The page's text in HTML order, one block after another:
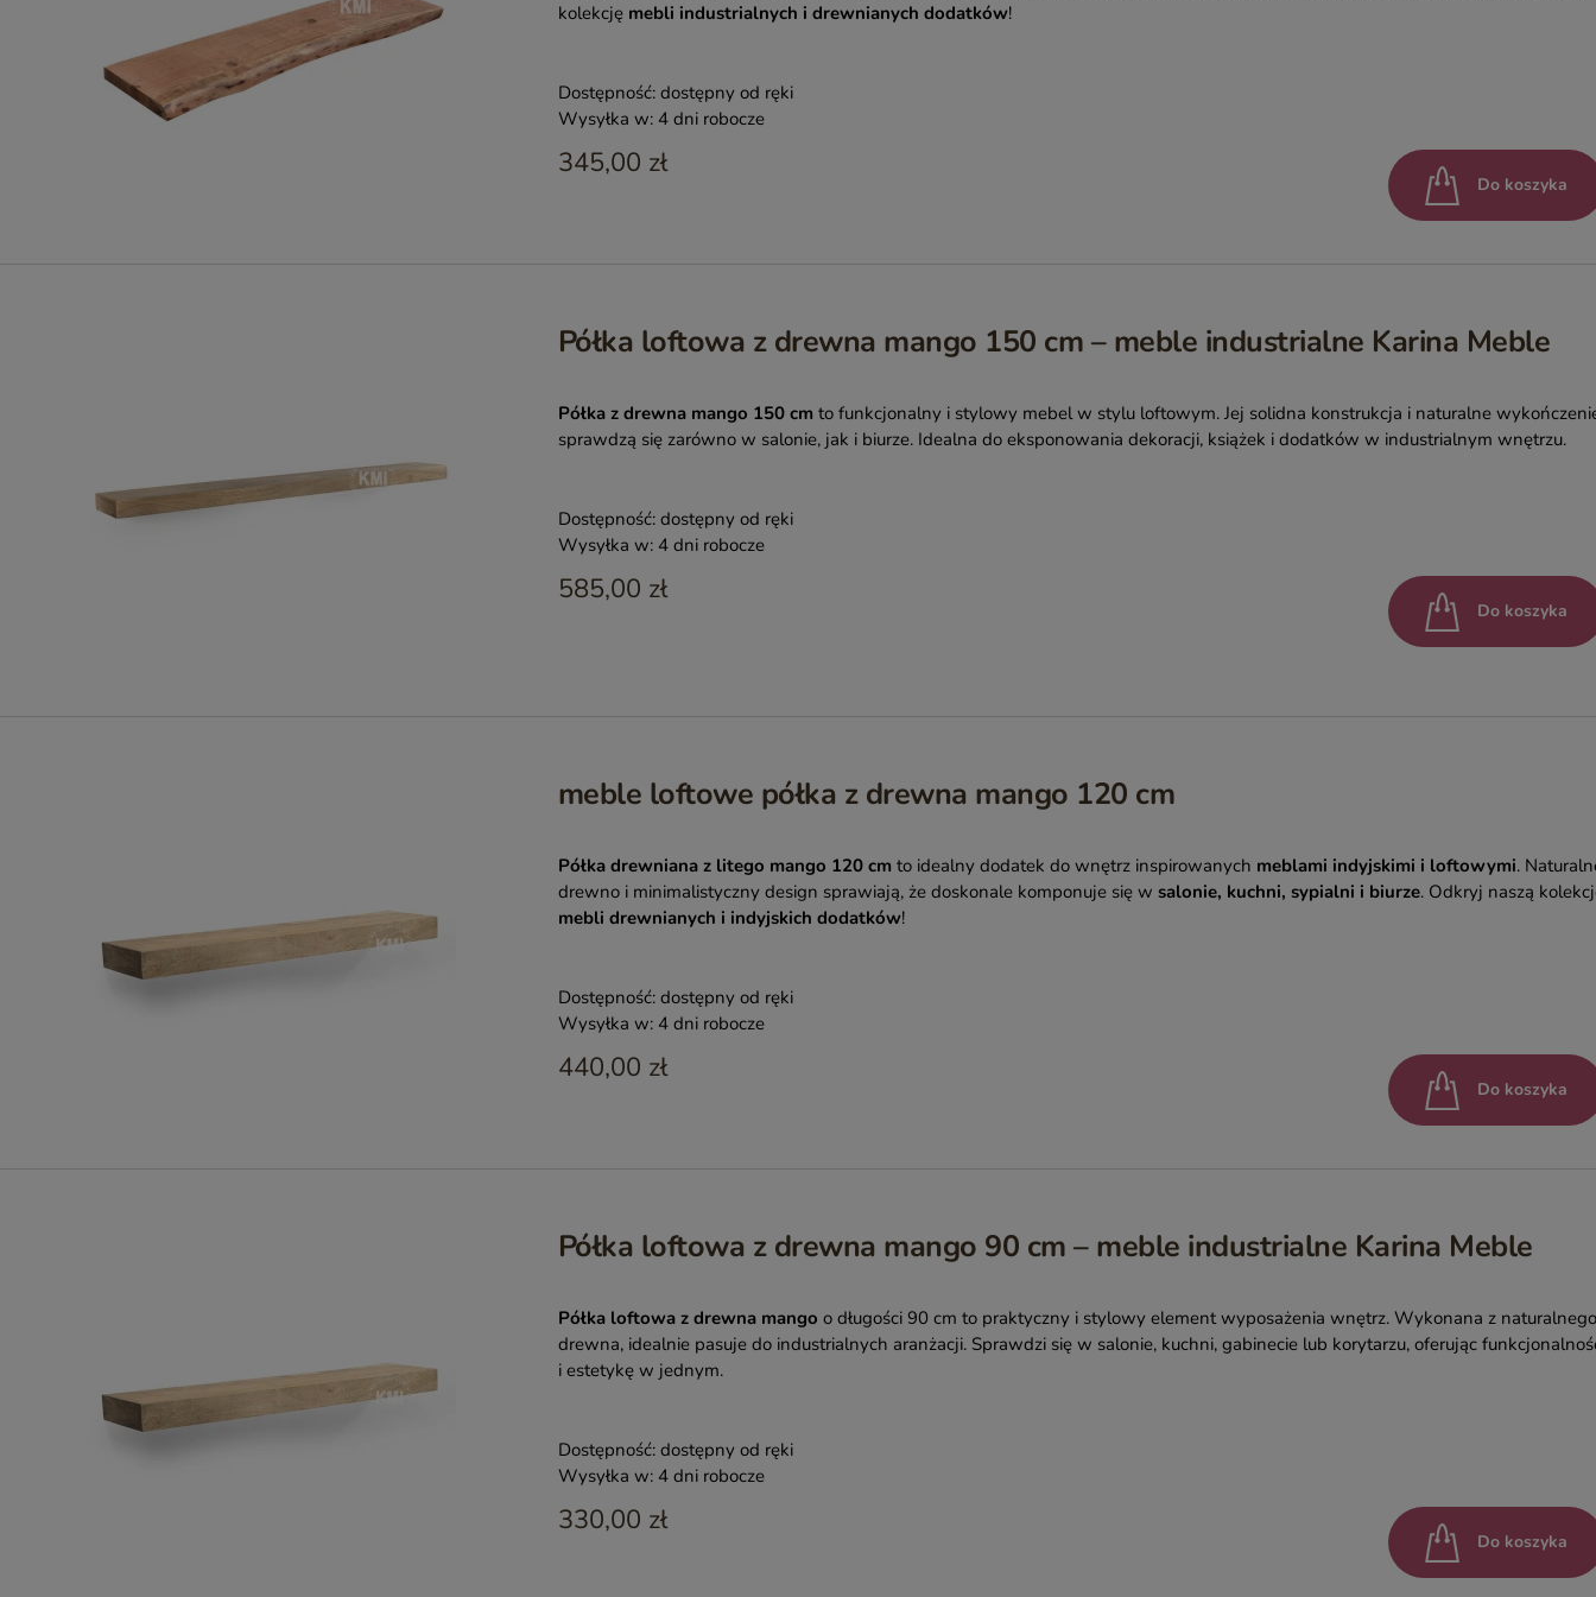
kolekcję mebli industrialnych i drewnianych dodatków!
Dostępność: dostępny od ręki
Wysyłka w: 4 dni robocze
345,00 zł
Do koszyka
Półka loftowa z drewna mango 150 cm – meble industrialne Karina Meble
Półka z drewna mango 150 cmto funkcjonalny i stylowy mebel w stylu loftowym. Jej solidna konstrukcja i naturalne
sprawdzą się zarówno w salonie, jak i biurze. Idealna do eksponowania dekoracji, książek i dodatków w industrialnym wnętrzu.
Dostępność: dostępny od ręki
Wysyłka w: 4 dni robocze
585,00 zł
Do koszyka
meble loftowe półka z drewna mango 120 cm
Półka drewniana z litego mango 120 cmto idealny dodatek do wnętrz inspirowanych meblami indyjskimi i loftowymi.
drewno i minimalistyczny design sprawiają, że doskonale komponuje się w salonie, kuchni, sypialni i biurze. Odkryj naszą
mebli drewnianych i indyjskich dodatków!
Dostępność: dostępny od ręki
Wysyłka w: 4 dni robocze
440,00 zł
Do koszyka
Półka loftowa z drewna mango 90 cm – meble industrialne Karina Meble
Półka loftowa z drewna mango o długości 90 cm to praktyczny i stylowy element wyposażenia wnętrz. Wykonana z naturalnego
drewna, idealnie pasuje do industrialnych aranżacji. Sprawdzi się w salonie, kuchni, gabinecie lub korytarzu, oferując
i estetykę w jednym.
Dostępność: dostępny od ręki
Wysyłka w: 4 dni robocze
330,00 zł
Do koszyka